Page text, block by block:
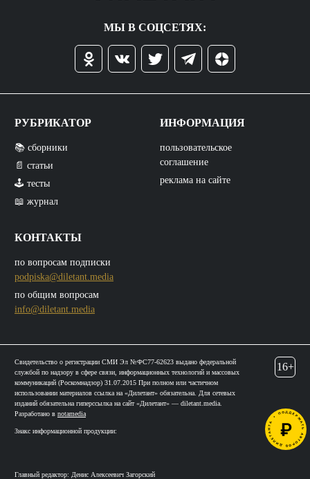
МЫ В СОЦСЕТЯХ:
РУБРИКАТОР
📚 сборники
📄 статьи
🕹️ тесты
📖 журнал
КОНТАКТЫ
по вопросам подписки
podpiska@diletant.media
по общим вопросам
info@diletant.media
ИНФОРМАЦИЯ
пользовательское
соглашение
реклама на сайте
Свидетельство о регистрации СМИ Эл №ФС77-62623 выдано федеральной
службой по надзору в сфере связи, информационных технологий и массовых
коммуникаций (Роскомнадзор) 31.07.2015 При полном или частичном
использовании материалов ссылка на «Дилетант» обязательна. Для сетевых
изданий обязательна гиперссылка на сайт «Дилетант» — diletant.media.
Разработано в notamedia
Знакс информационной продукции:
Главный редактор: Денис Алексеевич Загорский
16+